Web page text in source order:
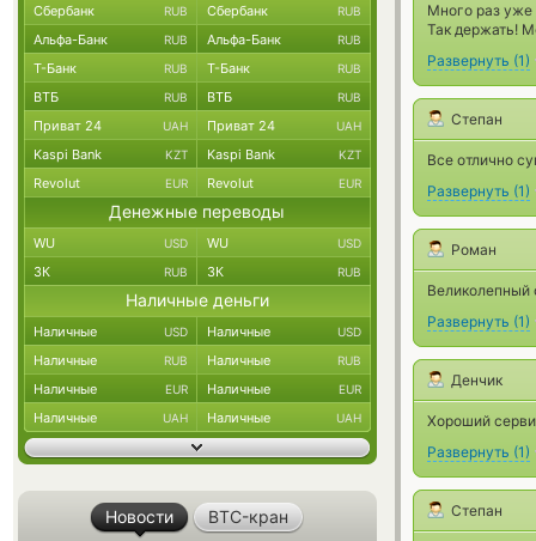
Много раз уже
Так держать!
Развернуть (1)
Степан
Все отлично
Развернуть (1)
Роман
Великолепный
Развернуть (1)
Денчик
Хороший
Развернуть (1)
Степан
Сбербанк RUB Сбербанк RUB
Альфа-Банк RUB Альфа-Банк RUB
Т-Банк RUB Т-Банк RUB
ВТБ RUB ВТБ RUB
Приват 24 UAH Приват 24 UAH
Kaspi Bank KZT Kaspi Bank KZT
Revolut EUR Revolut EUR
Денежные переводы
WU USD WU USD
ЗК RUB ЗК RUB
Наличные деньги
Наличные USD Наличные USD
Наличные RUB Наличные RUB
Наличные EUR Наличные EUR
Наличные UAH Наличные UAH
Новости BTC-кран